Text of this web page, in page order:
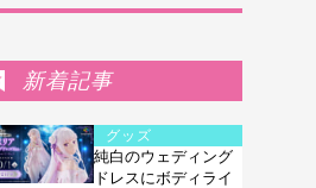
新着記事
グッズ
純白のウェディング
ドレスにボディライ